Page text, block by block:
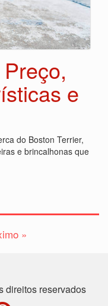
e
do Boston Terrier,
e brincalhonas que
»
direitos reservados